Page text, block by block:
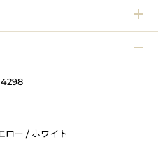
ロー / ホワイト